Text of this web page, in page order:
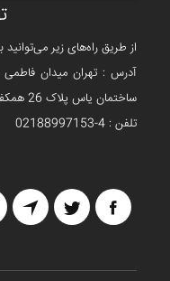
از طریق راه‌های زیر می‌توانید
آدرس : تهران میدان فاطمی
ساختمان یاس پلاک 26 همکف واحد 6
تلفن : 4-02188997153